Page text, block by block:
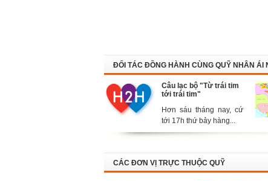
ĐỐI TÁC ĐỒNG HÀNH CÙNG QUỸ NHÂN ÁI
Câu lạc bộ "Từ trái tim
tới trái tim"
Hơn sáu tháng nay, cứ
tới 17h thứ bảy hàng...
CÁC ĐƠN VỊ TRỰC THUỘC QUỸ